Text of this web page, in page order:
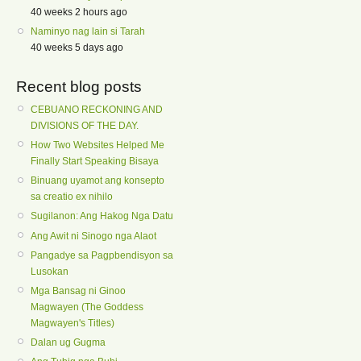
40 weeks 2 hours ago
Naminyo nag lain si Tarah
40 weeks 5 days ago
Recent blog posts
CEBUANO RECKONING AND
DIVISIONS OF THE DAY.
How Two Websites Helped Me
Finally Start Speaking Bisaya
Binuang uyamot ang konsepto
sa creatio ex nihilo
Sugilanon: Ang Hakog Nga Datu
Ang Awit ni Sinogo nga Alaot
Pangadye sa Pagpbendisyon sa
Lusokan
Mga Bansag ni Ginoo
Magwayen (The Goddess
Magwayen's Titles)
Dalan ug Gugma